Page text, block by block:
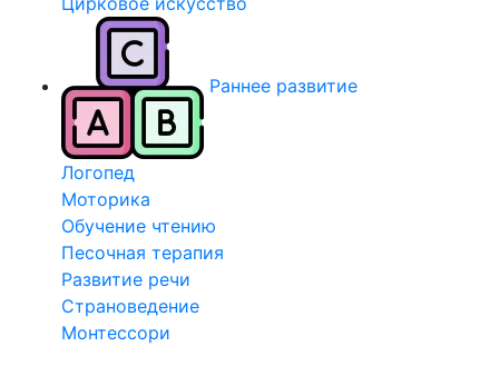
Раннее развитие
Логопед
Моторика
Обучение чтению
Песочная терапия
Развитие речи
Страноведение
Монтессори